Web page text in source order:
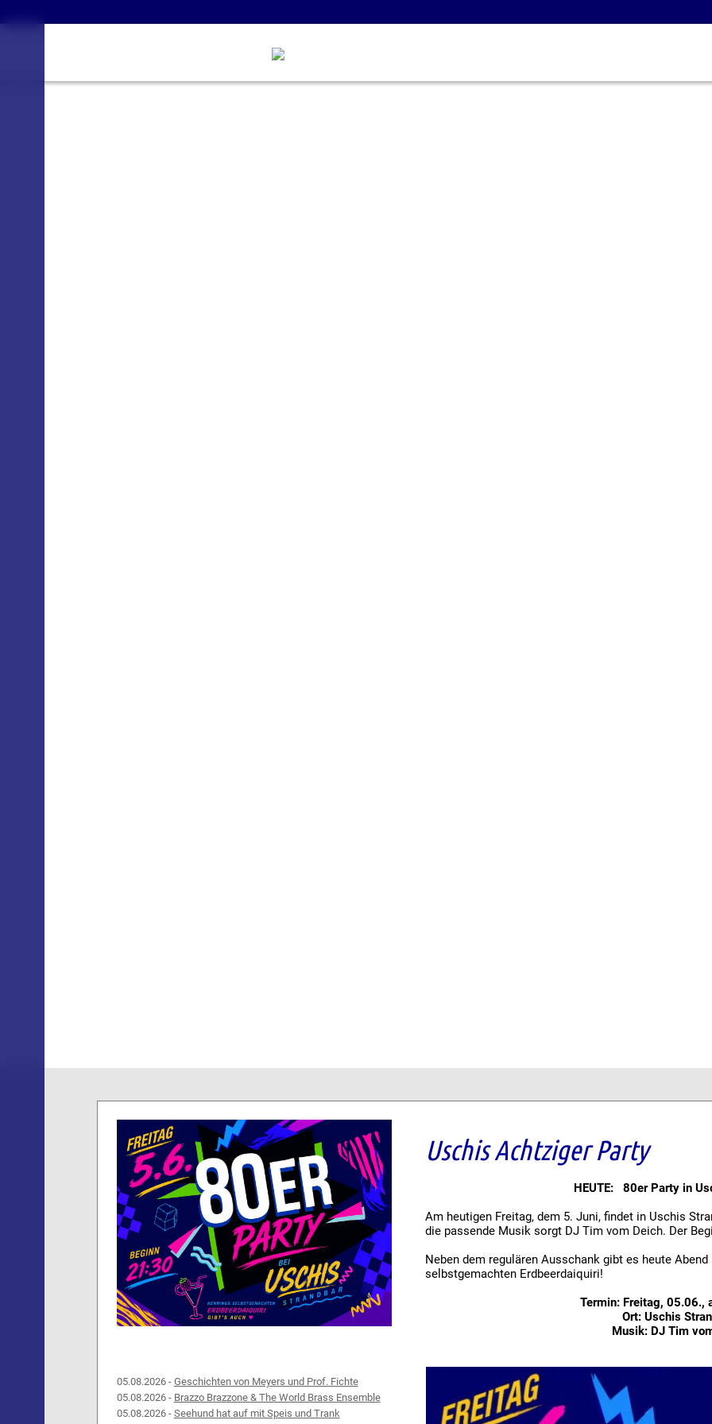
05.08.2026 - Geschichten von Meyers und Prof. Fichte
05.08.2026 - Brazzo Brazzone & The World Brass Ensemble
05.08.2026 - Seehund hat auf mit Speis und Trank
Uschis Achtziger Party
HEUTE: 80er Party in
Am heutigen Freitag, dem 5. Juni, findet in Uschis
die passende Musik sorgt DJ Tim vom Deich. Der
Neben dem regulären Ausschank gibt es heute
selbstgemachten Erdbeerdaiquiri!
Termin: Freitag, 05.06.,
Ort: Uschis
Musik: DJ Tim